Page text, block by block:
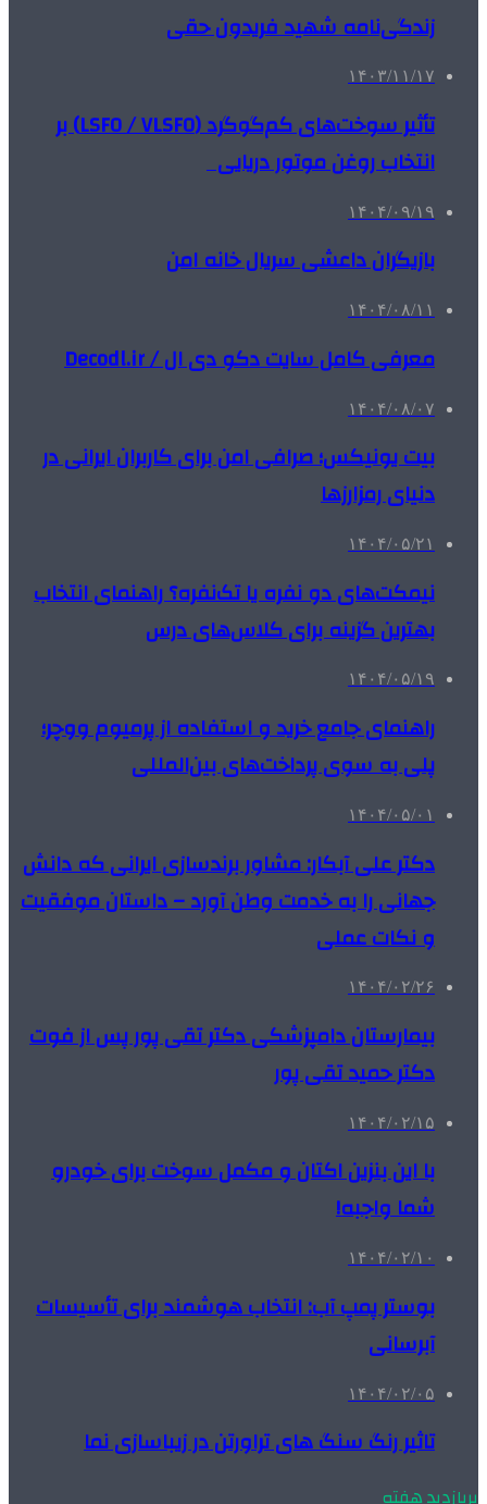
زندگی‌نامه شهید فریدون حقی
۱۴۰۳/۱۱/۱۷
تأثیر سوخت‌های کم‌گوگرد (LSFO / VLSFO) بر
انتخاب روغن موتور دریایی
۱۴۰۴/۰۹/۱۹
بازیگران داعشی سریال خانه امن
۱۴۰۴/۰۸/۱۱
معرفی کامل سایت دکو دی ال / Decodl.ir
۱۴۰۴/۰۸/۰۷
بیت یونیکس؛ صرافی امن برای کاربران ایرانی در
دنیای رمزارزها
۱۴۰۴/۰۵/۲۱
نیمکت‌های دو نفره یا تک‌نفره؟ راهنمای انتخاب
بهترین گزینه برای کلاس‌های درس
۱۴۰۴/۰۵/۱۹
راهنمای جامع خرید و استفاده از پرمیوم ووچر؛
پلی به سوی پرداخت‌های بین‌المللی
۱۴۰۴/۰۵/۰۱
دکتر علی آبکار: مشاور برندسازی ایرانی که دانش
جهانی را به خدمت وطن آورد – داستان موفقیت
و نکات عملی
۱۴۰۴/۰۲/۲۶
بیمارستان دامپزشکی دکتر تقی پور پس از فوت
دکتر حمید تقی پور
۱۴۰۴/۰۲/۱۵
با این بنزین اکتان و مکمل سوخت برای خودرو
شما واجبه!
۱۴۰۴/۰۲/۱۰
بوستر پمپ آب: انتخاب هوشمند برای تأسیسات
آبرسانی
۱۴۰۴/۰۲/۰۵
تاثیر رنگ سنگ های تراورتن در زیباسازی نما